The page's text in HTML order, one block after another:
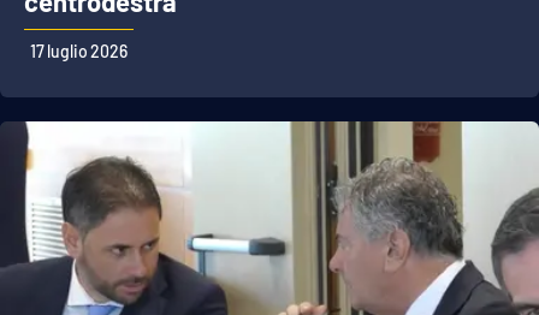
17 luglio 2026